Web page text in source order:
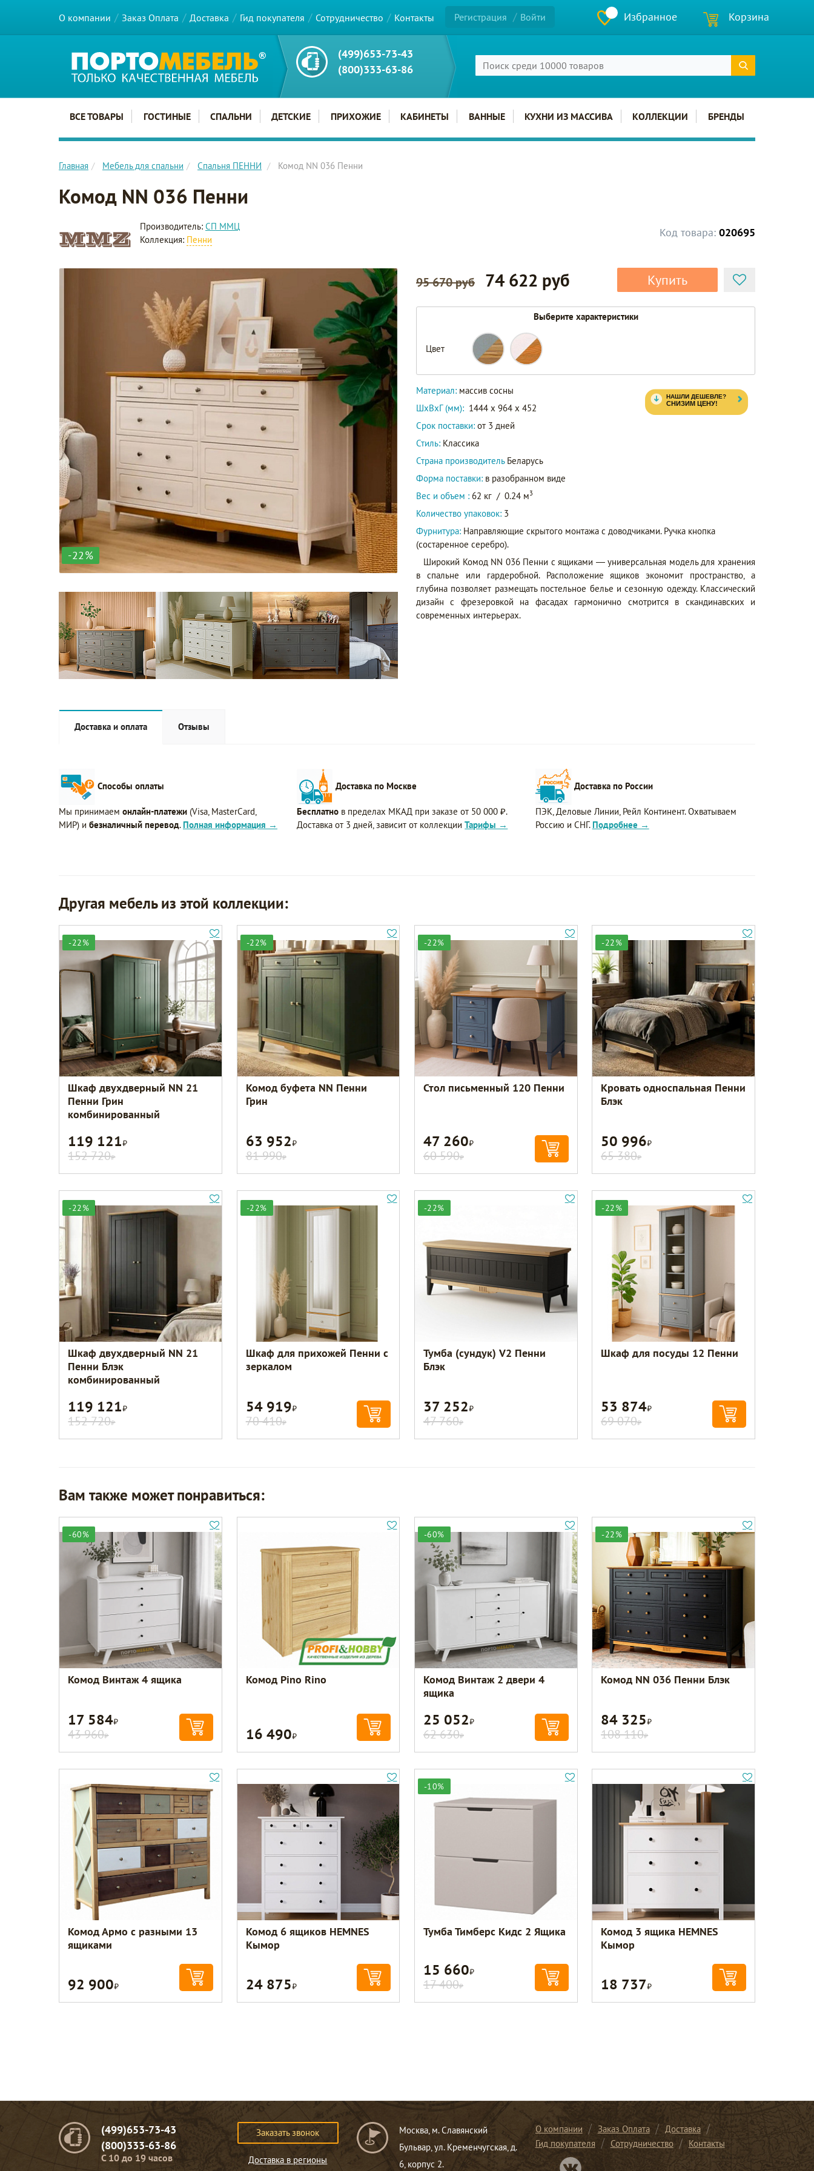
О компании Заказ Оплата Доставка Гид покупателя Сотрудничество Контакты Регистрация Войти Избранное Корзина
(499)653-73-43
(800)333-63-86
Главное меню сайта
ВСЕ ТОВАРЫ ГОСТИНЫЕ СПАЛЬНИ ДЕТСКИЕ ПРИХОЖИЕ КАБИНЕТЫ ВАННЫЕ КУХНИ ИЗ МАССИВА КОЛЛЕКЦИИ БРЕНДЫ
Главная Мебель для спальни Спальня ПЕННИ Комод NN 036 Пенни
Комод NN 036 Пенни
Код товара: 020695
Производитель: СП ММЦ
Коллекция: Пенни
-22%
95 670 руб 74 622 руб Купить
Выберите характеристики
Цвет
Материал: массив сосны
ШxВxГ (мм): 1444 x 964 x 452
Срок поставки: от 3 дней
Стиль: Классика
Страна производитель Беларусь
Форма поставки: в разобранном виде
Вес и объем : 62 кг / 0.24 м3
Количество упаковок: 3
Фурнитура: Направляющие скрытого монтажа с доводчиками. Ручка кнопка
(состаренное серебро).
Широкий Комод NN 036 Пенни с ящиками — универсальная модель для хранения
в спальне или гардеробной. Расположение ящиков экономит пространство, а
глубина позволяет размещать постельное белье и сезонную одежду. Классический
дизайн с фрезеровкой на фасадах гармонично смотрится в скандинавских и
современных интерьерах.
Доставка и оплата Отзывы
Способы оплаты
Мы принимаем онлайн-платежи (Visa, MasterCard,
МИР) и безналичный перевод. Полная информация →
Доставка по Москве
Бесплатно в пределах МКАД при заказе от 50 000 ₽.
Доставка от 3 дней, зависит от коллекцииТарифы →
Доставка по России
ПЭК, Деловые Линии, Рейл Континент. Охватываем
Россию и СНГ. Подробнее →
Другая мебель из этой коллекции:
-22%
Шкаф двухдверный NN 21
Пенни Грин
комбинированный
119 121Р
152 720Р
-22%
Комод буфета NN Пенни
Грин
63 952Р
81 990Р
-22%
Стол письменный 120 Пенни
47 260Р
60 590Р
-22%
Кровать односпальная Пенни
Блэк
50 996Р
65 380Р
-22%
Шкаф двухдверный NN 21
Пенни Блэк
комбинированный
119 121Р
152 720Р
-22%
Шкаф для прихожей Пенни с
зеркалом
54 919Р
70 410Р
-22%
Тумба (сундук) V2 Пенни
Блэк
37 252Р
47 760Р
-22%
Шкаф для посуды 12 Пенни
53 874Р
69 070Р
Вам также может понравиться:
-60%
Комод Винтаж 4 ящика
17 584Р
43 960Р
Комод Pino Rino
16 490Р
-60%
Комод Винтаж 2 двери 4
ящика
25 052Р
62 630Р
-22%
Комод NN 036 Пенни Блэк
84 325Р
108 110Р
Комод Армо с разными 13
ящиками
92 900Р
Комод 6 ящиков HEMNES
Кымор
24 875Р
-10%
Тумба Тимберс Кидс 2 Ящика
15 660Р
17 400Р
Комод 3 ящика HEMNES
Кымор
18 737Р
(499)653-73-43
(800)333-63-86
C 10 до 19 часов
Заказать звонок
Доставка в регионы
Москва, м. Славянский
Бульвар, ул. Кременчугская, д.
6, корпус 2.
О компании Заказ Оплата
Доставка
Гид покупателя
Сотрудничество
Контакты
Перейти в нашу группу Вконтакте